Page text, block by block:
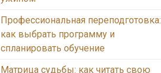
Профессиональная переподготовка:
как выбрать программу и
спланировать обучение
Матрица судьбы: как читать свою